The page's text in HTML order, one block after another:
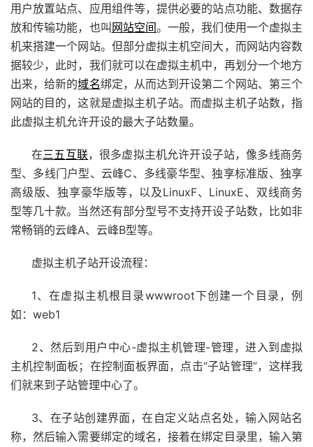
用户放置站点、应用组件等，提供必要的站点功能、数据存
放和传输功能，也叫网站空间。一般，我们使用一个虚拟主
机来搭建一个网站。但部分虚拟主机空间大，而网站内容数
据较少，此时，我们就可以在虚拟主机中，再划分一个地方
出来，给新的域名绑定，从而达到开设第二个网站、第三个
网站的目的，这就是虚拟主机子站。而虚拟主机子站数，指
此虚拟主机允许开设的最大子站数量。
在三五互联，很多虚拟主机允许开设子站，像多线商务
型、多线门户型、云峰C、多线豪华型、独享标准版、独享
高级版、独享豪华版等，以及LinuxF、LinuxE、双线商务
型等几十款。当然还有部分型号不支持开设子站数，比如非
常畅销的云峰A、云峰B型等。
虚拟主机子站开设流程：
1、在虚拟主机根目录wwwroot下创建一个目录，例
如：web1
2、然后到用户中心-虚拟主机管理-管理，进入到虚拟
主机控制面板；在控制面板界面，点击“子站管理”，这样我
们就来到子站管理中心了。
3、在子站创建界面，在自定义站点名处，输入网站名
称，然后输入需要绑定的域名，接着在绑定目录里，输入第